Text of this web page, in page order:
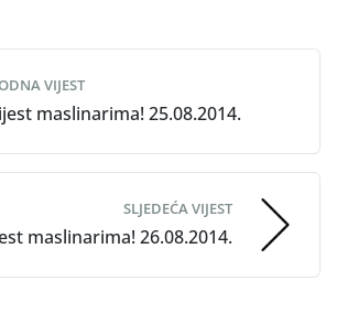
VIJEST
maslinarima! 25.08.2014.
SLJEDEĆA VIJEST
maslinarima! 26.08.2014.